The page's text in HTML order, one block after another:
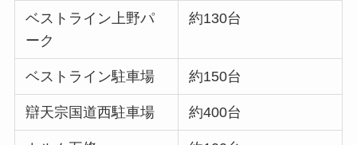
ベストライン上野パ
ーク
約130台
ベストライン駐車場 約150台
辯天宗国道西駐車場 約400台